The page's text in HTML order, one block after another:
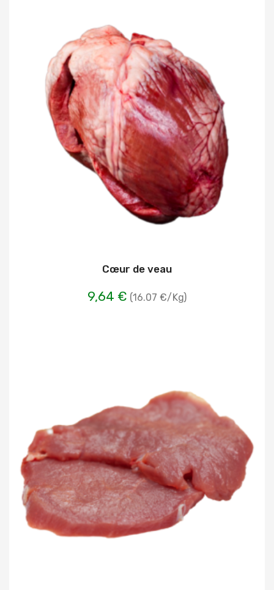
Cœur de veau
9,64 € (16.07 €/Kg)